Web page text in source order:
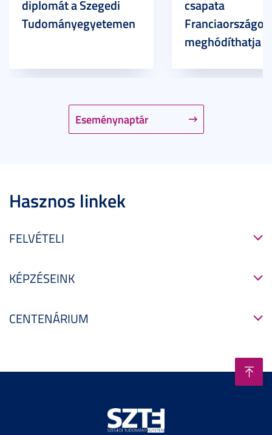
Eseménynaptár
diplomát a Szegedi
Tudományegyetemen
csapata
Franciaországot
meghódíthatja
Hasznos linkek
FELVÉTELI
KÉPZÉSEINK
CENTENÁRIUM